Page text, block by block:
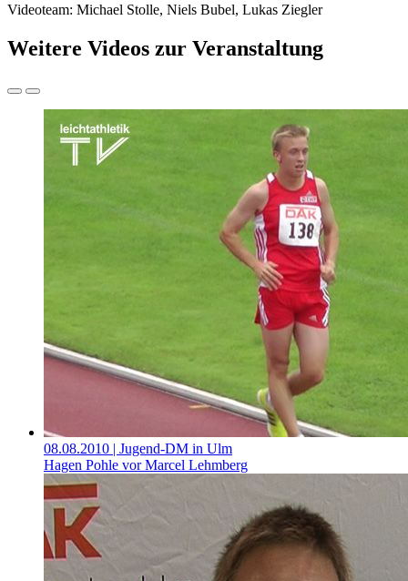
Videoteam: Michael Stolle, Niels Bubel, Lukas Ziegler
Weitere Videos zur Veranstaltung
08.08.2010 | Jugend-DM in Ulm
Hagen Pohle vor Marcel Lehmberg